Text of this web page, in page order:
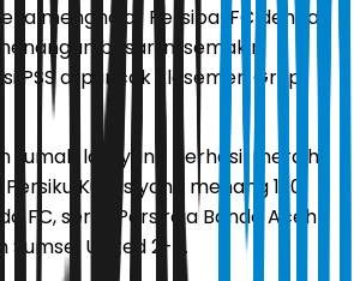
menghajar Persipal FC dengan
besar ini semakin
PSS di puncak klasemen Grup
rumah lain yang berhasil meraih
Kudus yang menang 1-0
FC, serta Persiraja Banda Aceh
Sumsel United 2-0.